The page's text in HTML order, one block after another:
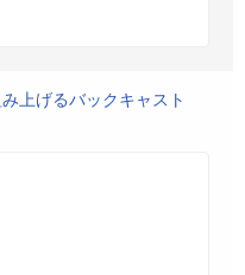
上げるバックキャスト